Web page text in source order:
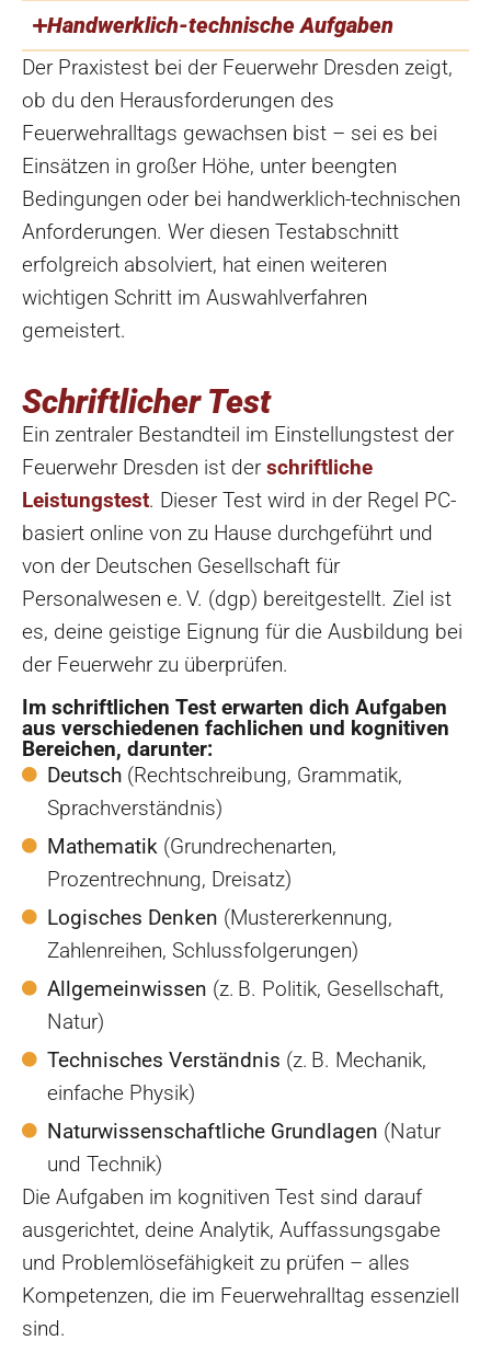
Handwerklich-technische Aufgaben
Der Praxistest bei der Feuerwehr Dresden zeigt,
ob du den Herausforderungen des
Feuerwehralltags gewachsen bist – sei es bei
Einsätzen in großer Höhe, unter beengten
Bedingungen oder bei handwerklich-technischen
Anforderungen. Wer diesen Testabschnitt
erfolgreich absolviert, hat einen weiteren
wichtigen Schritt im Auswahlverfahren
gemeistert.
Schriftlicher Test
Ein zentraler Bestandteil im Einstellungstest der
Feuerwehr Dresden ist der schriftliche
Leistungstest. Dieser Test wird in der Regel PC-
basiert online von zu Hause durchgeführt und
von der Deutschen Gesellschaft für
Personalwesen e. V. (dgp) bereitgestellt. Ziel ist
es, deine geistige Eignung für die Ausbildung bei
der Feuerwehr zu überprüfen.
Im schriftlichen Test erwarten dich Aufgaben
aus verschiedenen fachlichen und kognitiven
Bereichen, darunter:
Deutsch(Rechtschreibung, Grammatik,
Sprachverständnis)
Mathematik (Grundrechenarten,
Prozentrechnung, Dreisatz)
Logisches Denken (Mustererkennung,
Zahlenreihen, Schlussfolgerungen)
Allgemeinwissen (z. B. Politik, Gesellschaft,
Natur)
Technisches Verständnis (z. B. Mechanik,
einfache Physik)
Naturwissenschaftliche Grundlagen (Natur
und Technik)
Die Aufgaben im kognitiven Test sind darauf
ausgerichtet, deine Analytik, Auffassungsgabe
und Problemlösefähigkeit zu prüfen – alles
Kompetenzen, die im Feuerwehralltag essenziell
sind.